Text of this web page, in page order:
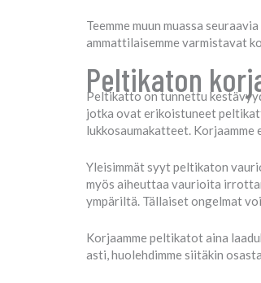
Teemme muun muassa
ammattilaisemme varmistavat
Peltikaton
Peltikatto on tunnettu
jotka ovat erikoistuneet
lukkosaumakatteet.
Yleisimmät syyt peltikaton
myös aiheuttaa vaurioita
ympäriltä. Tällaiset ongelmat
Korjaamme peltikatot aina
asti, huolehdimme siitäkin